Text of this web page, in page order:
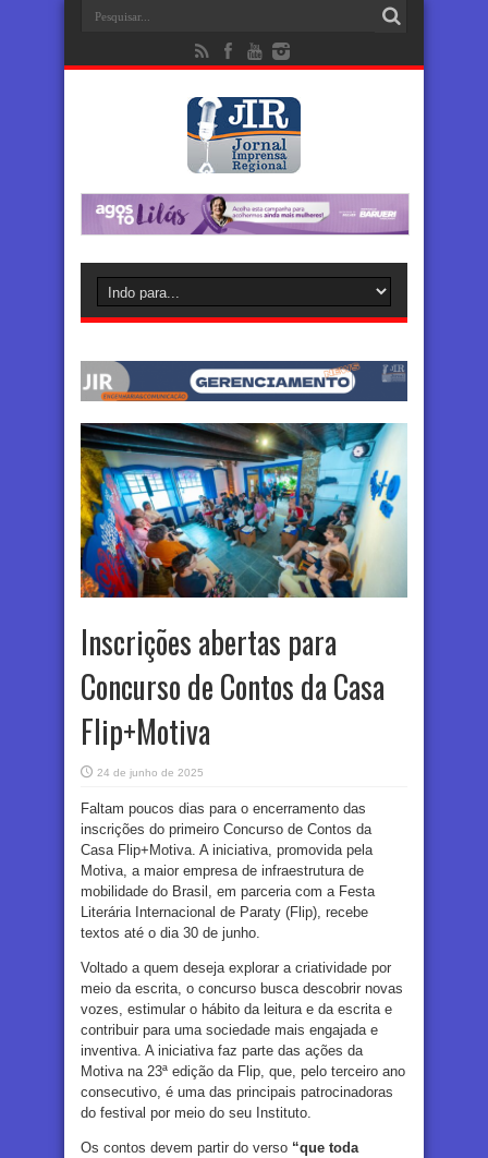
Inscrições abertas para
Concurso de Contos da Casa
Flip+Motiva
24 de junho de 2025
Faltam poucos dias para o encerramento das
inscrições do primeiro Concurso de Contos da
Casa Flip+Motiva. A iniciativa, promovida pela
Motiva, a maior empresa de infraestrutura de
mobilidade do Brasil, em parceria com a Festa
Literária Internacional de Paraty (Flip), recebe
textos até o dia 30 de junho.
Voltado a quem deseja explorar a criatividade por
meio da escrita, o concurso busca descobrir novas
vozes, estimular o hábito da leitura e da escrita e
contribuir para uma sociedade mais engajada e
inventiva. A iniciativa faz parte das ações da
Motiva na 23ª edição da Flip, que, pelo terceiro ano
consecutivo, é uma das principais patrocinadoras
do festival por meio do seu Instituto.
Os contos devem partir do verso “que toda